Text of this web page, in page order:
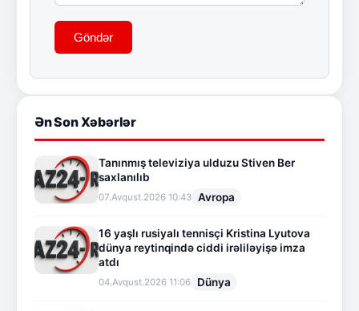
Göndər
Ən Son Xəbərlər
Tanınmış televiziya ulduzu Stiven Ber
saxlanılıb
07.Avqust.2026 10:43 Avropa
16 yaşlı rusiyalı tennisçi Kristina Lyutova
dünya reytinqində ciddi irəliləyişə imza
atdı
04.Avqust.2026 11:06 Dünya